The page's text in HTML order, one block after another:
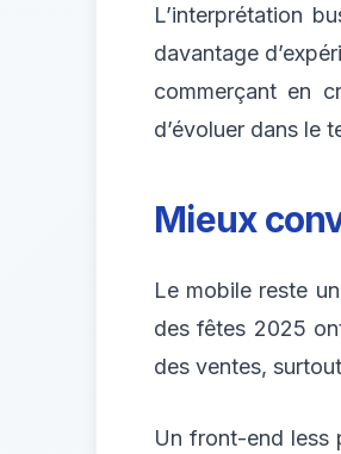
L’interprétation
davantage
commerçant en
d’évoluer dans le
Mieux
Le mobile reste
des fêtes 2025
des ventes,
Un front-end less